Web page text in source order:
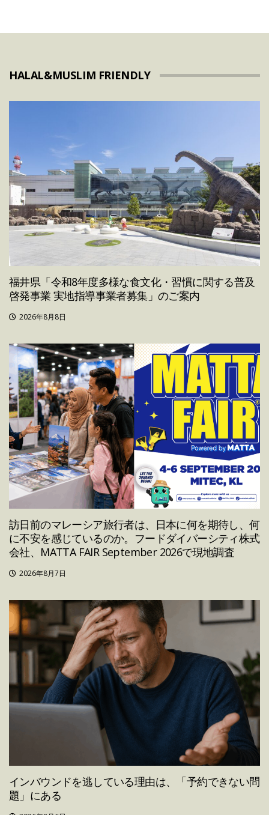
HALAL&MUSLIM FRIENDLY
福井県「令和8年度多様な食文化・習慣に関する普及
啓発事業 実地指導事業者募集」のご案内
2026年8月8日
訪日前のマレーシア旅行者は、日本に何を期待し、何
に不安を感じているのか。フードダイバーシティ株式
会社、MATTA FAIR September 2026で現地調査
2026年8月7日
インバウンドを逃している理由は、「予約できない問
題」にある